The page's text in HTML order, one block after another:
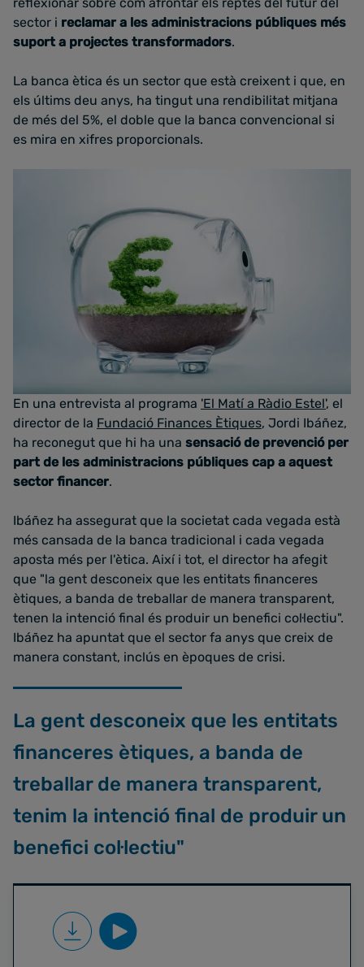
sector i reclamar a les administracions públiques més
suport a projectes transformadors.
La banca ètica és un sector que està creixent i que, en
els últims deu anys, ha tingut una rendibilitat mitjana
de més del 5%, el doble que la banca convencional si
es mira en xifres proporcionals.
En una entrevista al programa 'El Matí a Ràdio Estel', el
director de la Fundació Finances Ètiques, Jordi Ibáñez,
ha reconegut que hi ha una sensació de prevenció per
part de les administracions públiques cap a aquest
sector financer.
Ibáñez ha assegurat que la societat cada vegada està
més cansada de la banca tradicional i cada vegada
aposta més per l'ètica. Així i tot, el director ha afegit
que "la gent desconeix que les entitats financeres
ètiques, a banda de treballar de manera transparent,
tenen la intenció final és produir un benefici col·lectiu".
Ibáñez ha apuntat que el sector fa anys que creix de
manera constant, inclús en èpoques de crisi.
La gent desconeix que les entitats
financeres ètiques, a banda de
treballar de manera transparent,
tenim la intenció final de produir un
benefici col·lectiu"